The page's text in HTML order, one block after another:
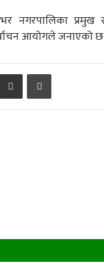
नगरपालिका प्रमुख
आयोगले जनाएको
Share via Email Print